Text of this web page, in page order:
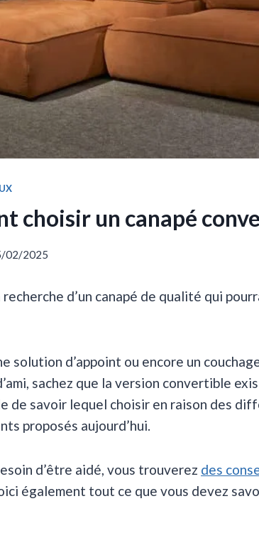
choisir un canapé
02/2025
recherche d’un canapé de qualité qui
solution d’appoint ou encore un
sachez que la version convertible
de savoir lequel choisir en raison des
proposés aujourd’hui.
d’être aidé, vous trouverez des
également tout ce que vous devez